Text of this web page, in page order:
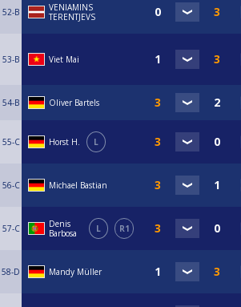
52-B
VENIAMINS
TERENTJEVS
53-B Viet Mai
54-B Oliver Bartels
55-C Horst H. L
56-C Michael Bastian
57-C
Denis
Barbosa
L R1
58-D Mandy Müller